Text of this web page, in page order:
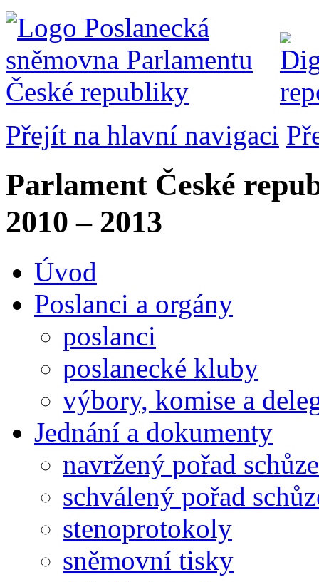
Přejít na hlavní navigaci
Parlament České
2010 – 2013
Úvod
Poslanci a orgány
poslanci
poslanecké kluby
výbory, komise a
Jednání a dokumenty
navržený pořad schůze
schválený pořad
stenoprotokoly
sněmovní tisky